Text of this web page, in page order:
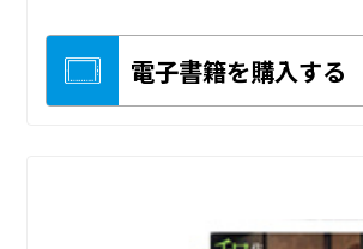
電子書籍を購入する